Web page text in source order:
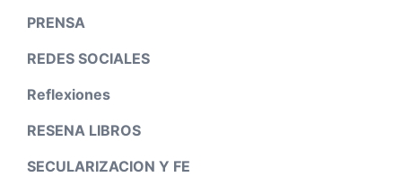
PRENSA
REDES SOCIALES
Reflexiones
RESENA LIBROS
SECULARIZACION Y FE